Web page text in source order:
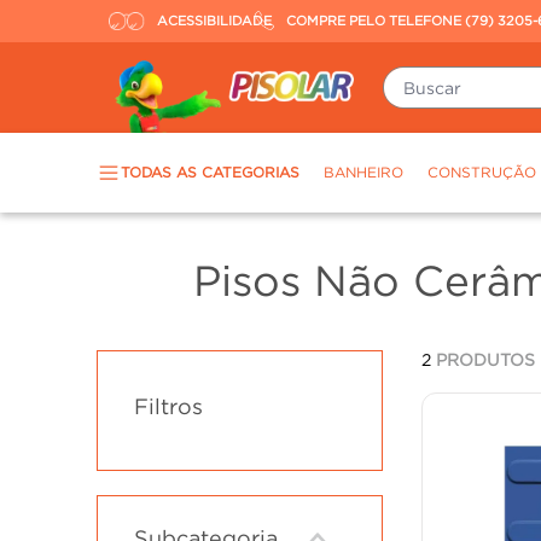
ACESSIBILIDADE COMPRE PELO TELEFONE (79)
Buscar
TODAS AS CATEGORIAS BANHEIRO CONSTRUÇÃO
Pisos Não
Filtros
2 PRODUTOS
revestimento
6º chuveiro
9 vaso sanitário